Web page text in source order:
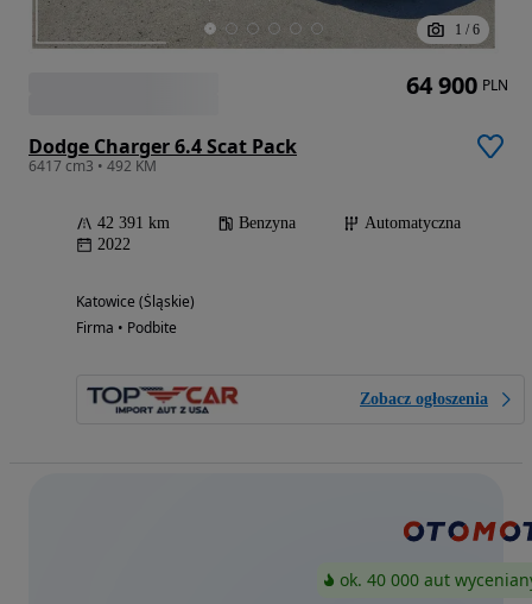
1 / 6
Dodge Charger 6.4 Scat Pack
6417 cm3 • 492 KM
42 391 km Benzyna
Automatyczna
2022
Katowice (Śląskie)
Firma • Podbite
Zobacz ogłoszenia
64 900 PLN
ok. 40 000 aut